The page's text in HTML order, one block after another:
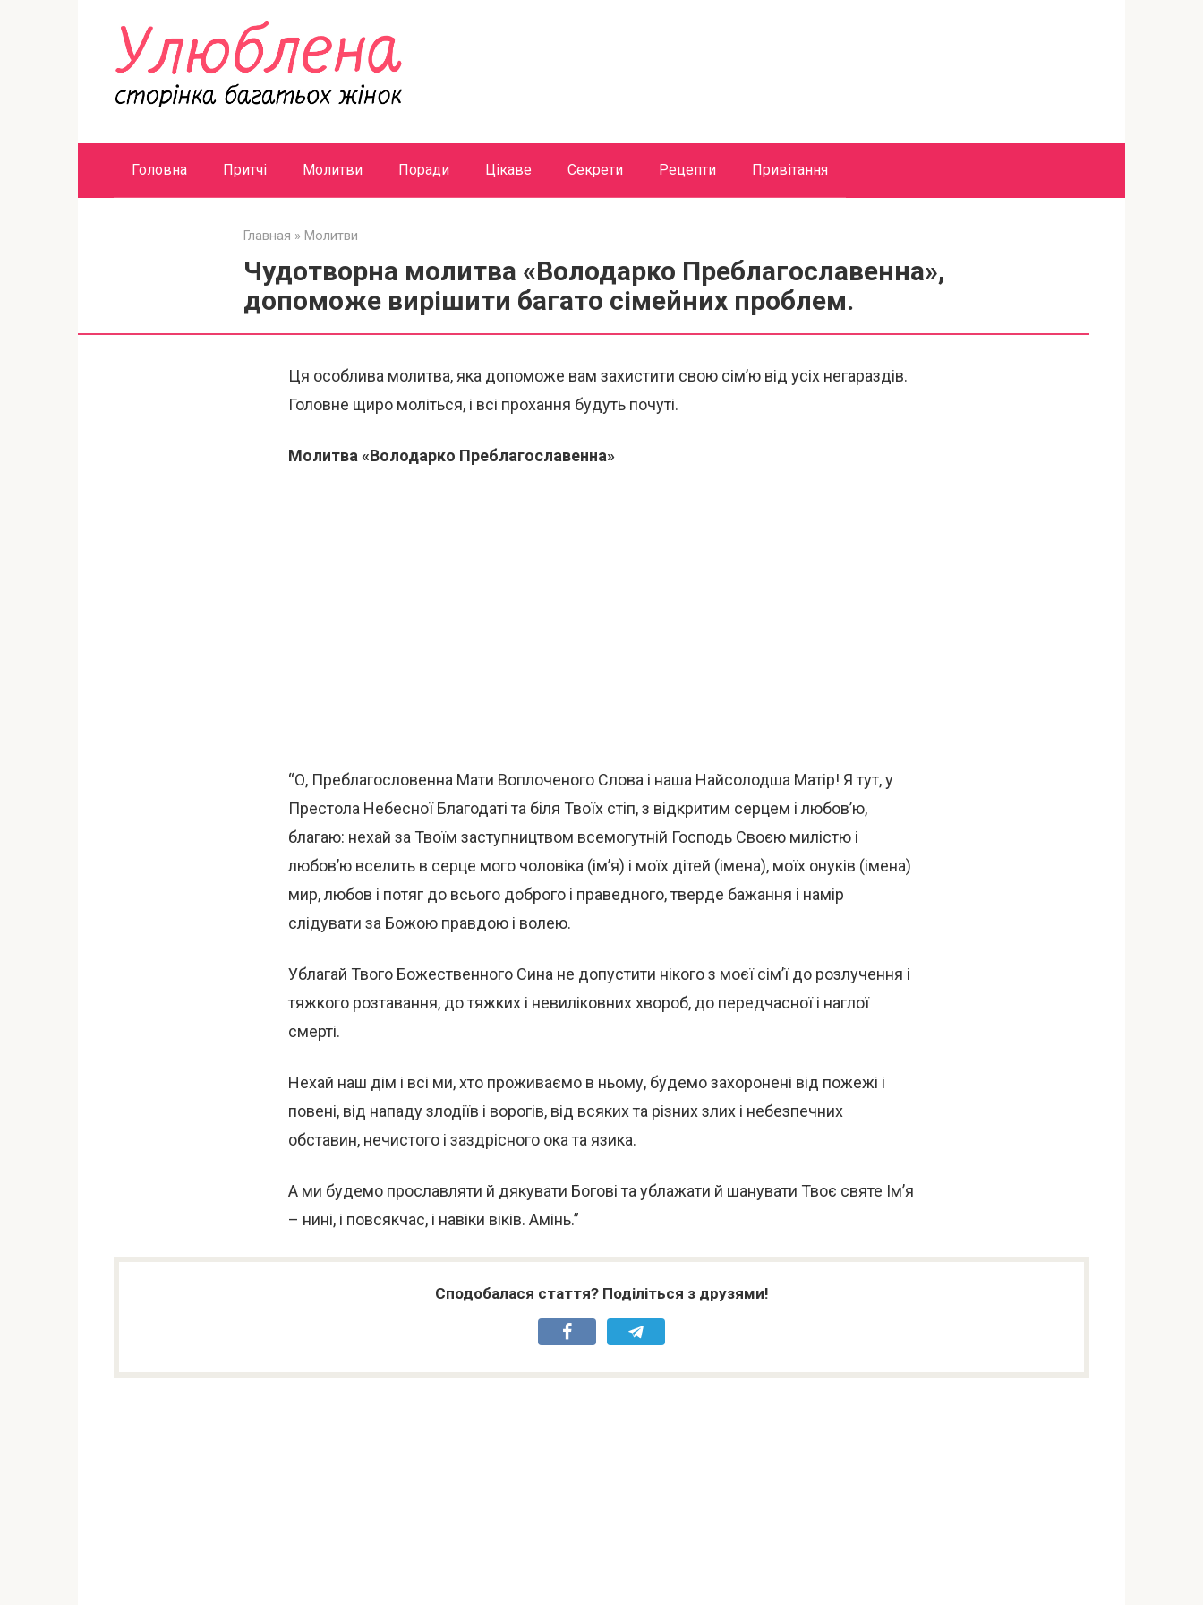
Головна Притчі Молитви Поради Цікаве Секрети Рецепти Привітання
Главная » Молитви
Чудотворна молитва «Володарко Преблагославенна»,
допоможе вирішити багато сімейних проблем.
Ця особлива молитва, яка допоможе вам захистити свою сім’ю від усіх негараздів.
Головне щиро моліться, і всі прохання будуть почуті.
Молитва «Володарко Преблагославенна»
“О, Преблагословенна Мати Воплоченого Слова і наша Найсолодша Матір! Я тут, у
Престола Небесної Благодаті та біля Твоїх стіп, з відкритим серцем і любов’ю,
благаю: нехай за Твоїм заступництвом всемогутній Господь Своєю милістю і
любов’ю вселить в серце мого чоловіка (ім’я) і моїх дітей (імена), моїх онуків (імена)
мир, любов і потяг до всього доброго і праведного, тверде бажання і намір
слідувати за Божою правдою і волею.
Ублагай Твого Божественного Сина не допустити нікого з моєї сім’ї до розлучення і
тяжкого розтавання, до тяжких і невиліковних хвороб, до передчасної і наглої
смерті.
Нехай наш дім і всі ми, хто проживаємо в ньому, будемо захоронені від пожежі і
повені, від нападу злодіїв і ворогів, від всяких та різних злих і небезпечних
обставин, нечистого і заздрісного ока та язика.
А ми будемо прославляти й дякувати Богові та ублажати й шанувати Твоє святе Ім’я
– нині, і повсякчас, і навіки віків. Амінь.”
Сподобалася стаття? Поділіться з друзями!